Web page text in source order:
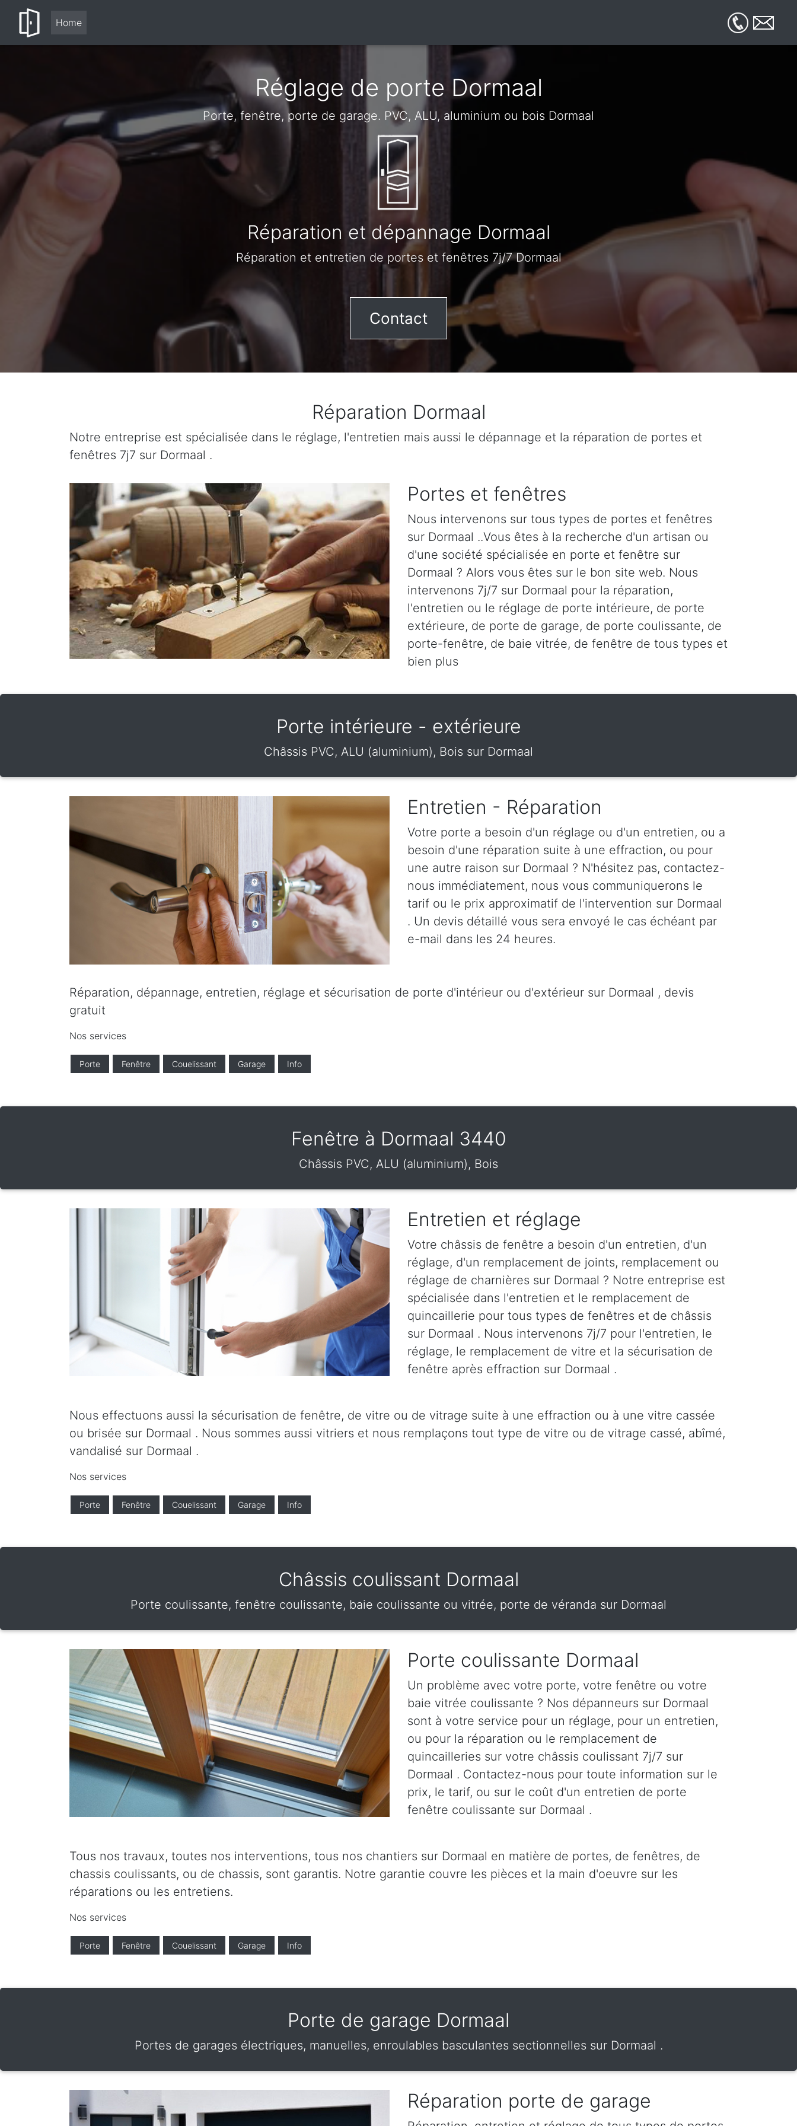
Home
Réglage de porte Dormaal
Porte, fenêtre, porte de garage. PVC, ALU, aluminium ou bois Dormaal
Réparation et dépannage Dormaal
Réparation et entretien de portes et fenêtres 7j/7 Dormaal
Contact
Réparation Dormaal
Notre entreprise est spécialisée dans le réglage, l'entretien mais aussi le dépannage et la réparation de portes et
fenêtres 7j7 sur Dormaal .
Portes et fenêtres
Nous intervenons sur tous types de portes et fenêtres
sur Dormaal ..Vous êtes à la recherche d'un artisan ou
d'une société spécialisée en porte et fenêtre sur
Dormaal ? Alors vous êtes sur le bon site web. Nous
intervenons 7j/7 sur Dormaal pour la réparation,
l'entretien ou le réglage de porte intérieure, de porte
extérieure, de porte de garage, de porte coulissante, de
porte-fenêtre, de baie vitrée, de fenêtre de tous types et
bien plus
Porte intérieure - extérieure
Châssis PVC, ALU (aluminium), Bois sur Dormaal
Entretien - Réparation
Votre porte a besoin d'un réglage ou d'un entretien, ou a
besoin d'une réparation suite à une effraction, ou pour
une autre raison sur Dormaal ? N'hésitez pas, contactez-
nous immédiatement, nous vous communiquerons le
tarif ou le prix approximatif de l'intervention sur Dormaal
. Un devis détaillé vous sera envoyé le cas échéant par
e-mail dans les 24 heures.
Réparation, dépannage, entretien, réglage et sécurisation de porte d'intérieur ou d'extérieur sur Dormaal , devis
gratuit
Nos services
Porte Fenêtre Couelissant Garage Info
Fenêtre à Dormaal 3440
Châssis PVC, ALU (aluminium), Bois
Entretien et réglage
Votre châssis de fenêtre a besoin d'un entretien, d'un
réglage, d'un remplacement de joints, remplacement ou
réglage de charnières sur Dormaal ? Notre entreprise est
spécialisée dans l'entretien et le remplacement de
quincaillerie pour tous types de fenêtres et de châssis
sur Dormaal . Nous intervenons 7j/7 pour l'entretien, le
réglage, le remplacement de vitre et la sécurisation de
fenêtre après effraction sur Dormaal .
Nous effectuons aussi la sécurisation de fenêtre, de vitre ou de vitrage suite à une effraction ou à une vitre cassée
ou brisée sur Dormaal . Nous sommes aussi vitriers et nous remplaçons tout type de vitre ou de vitrage cassé, abîmé,
vandalisé sur Dormaal .
Nos services
Porte Fenêtre Couelissant Garage Info
Châssis coulissant Dormaal
Porte coulissante, fenêtre coulissante, baie coulissante ou vitrée, porte de véranda sur Dormaal
Porte coulissante Dormaal
Un problème avec votre porte, votre fenêtre ou votre
baie vitrée coulissante ? Nos dépanneurs sur Dormaal
sont à votre service pour un réglage, pour un entretien,
ou pour la réparation ou le remplacement de
quincailleries sur votre châssis coulissant 7j/7 sur
Dormaal . Contactez-nous pour toute information sur le
prix, le tarif, ou sur le coût d'un entretien de porte
fenêtre coulissante sur Dormaal .
Tous nos travaux, toutes nos interventions, tous nos chantiers sur Dormaal en matière de portes, de fenêtres, de
chassis coulissants, ou de chassis, sont garantis. Notre garantie couvre les pièces et la main d'oeuvre sur les
réparations ou les entretiens.
Nos services
Porte Fenêtre Couelissant Garage Info
Porte de garage Dormaal
Portes de garages électriques, manuelles, enroulables basculantes sectionnelles sur Dormaal .
Réparation porte de garage